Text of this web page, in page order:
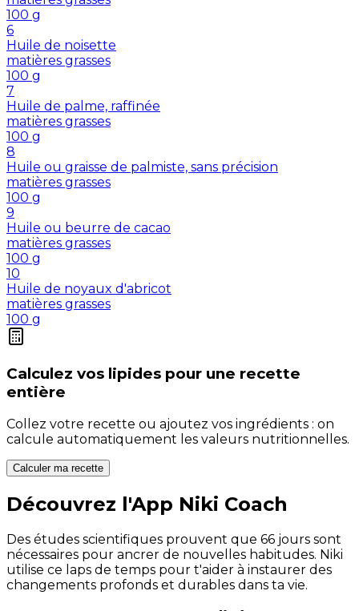
100 g
6
Huile de noisette
matières grasses
100 g
7
Huile de palme, raffinée
matières grasses
100 g
8
Huile ou graisse de palmiste, sans précision
matières grasses
100 g
9
Huile ou beurre de cacao
matières grasses
100 g
10
Huile de noyaux d'abricot
matières grasses
100 g
Calculez vos lipides pour une recette
entière
Collez votre recette ou ajoutez vos ingrédients : on
calcule automatiquement les valeurs nutritionnelles.
Calculer ma recette
Découvrez l'App Niki Coach
Des études scientifiques prouvent que 66 jours sont
nécessaires pour ancrer de nouvelles habitudes. Niki
utilise ce laps de temps pour t'aider à instaurer des
changements profonds et durables dans ta vie.